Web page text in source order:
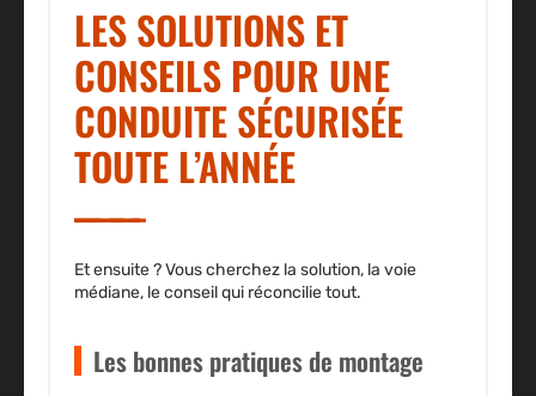
LES SOLUTIONS ET
CONSEILS POUR UNE
CONDUITE SÉCURISÉE
TOUTE L’ANNÉE
Et ensuite ? Vous cherchez la solution, la voie
médiane, le conseil qui réconcilie tout.
Les bonnes pratiques de montage